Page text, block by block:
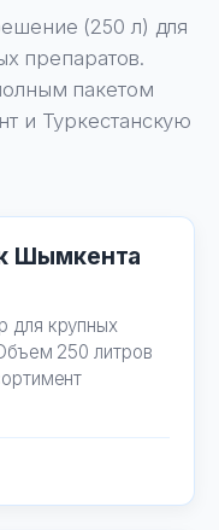
(250 л) для
препаратов.
пакетом
и Туркестанскую
Шымкента
для крупных
250 литров